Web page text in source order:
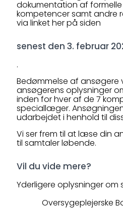
dokumentation af
kompetencer samt andre
via linket her på siden
senest den 3. februar
.
Bedømmelse af ansøgere
ansøgerens oplysninger
inden for hver af de 7
speciallæger.
udarbejdet i henhold til
Vi ser frem til at læse din
til samtaler løbende.
Vil du vide mere?
Yderligere oplysninger om
Oversygeplejerske